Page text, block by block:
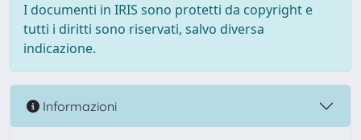
I documenti in IRIS sono protetti da copyright e
tutti i diritti sono riservati, salvo diversa
indicazione.
Informazioni